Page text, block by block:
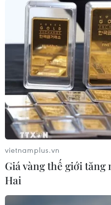
#tiền điện tử #bitcoin
Theo dõi VietnamPlus
vietnamplus.vn
Giá vàng thế giới
Hai